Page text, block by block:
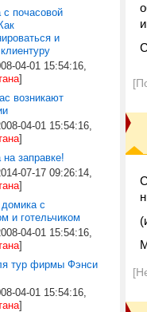
с почасовой
и
04-01 15:54:16,
]
возникают
04-01 15:54:16,
]
на заправке!
07-17 09:26:14,
]
с
и готельчиком
04-01 15:54:16,
]
тур фирмы Фэнси
04-01 15:54:16,
]